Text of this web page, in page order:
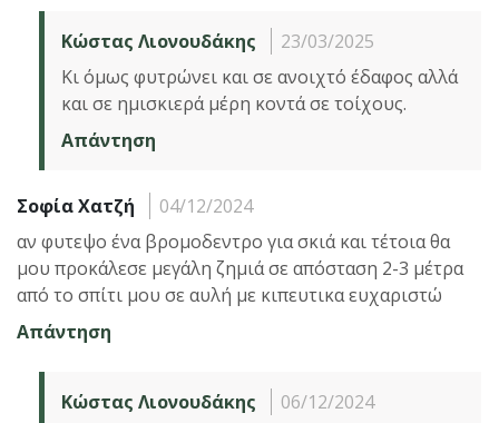
Κώστας Λιονουδάκης
23/03/2025
Κι όμως φυτρώνει και σε ανοιχτό έδαφος αλλά
και σε ημισκιερά μέρη κοντά σε τοίχους.
Απάντηση
Σοφία Χατζή
04/12/2024
αν φυτεψο ένα βρομοδεντρο για σκιά και τέτοια θα
μου προκάλεσε μεγάλη ζημιά σε απόσταση 2-3 μέτρα
από το σπίτι μου σε αυλή με κιπευτικα ευχαριστώ
Απάντηση
Κώστας Λιονουδάκης
06/12/2024